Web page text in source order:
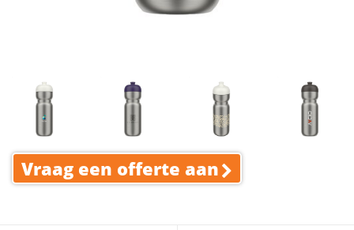
Vraag een offerte aan